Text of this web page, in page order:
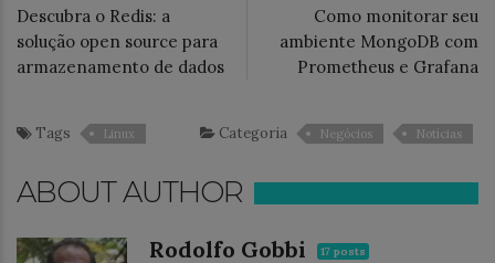
Descubra o Redis: a
solução open source para
armazenamento de dados
Como monitorar seu
ambiente MongoDB com
Prometheus e Grafana
Tags Linux Categoria Negócios Notícias
ABOUT AUTHOR
Rodolfo Gobbi 17 posts